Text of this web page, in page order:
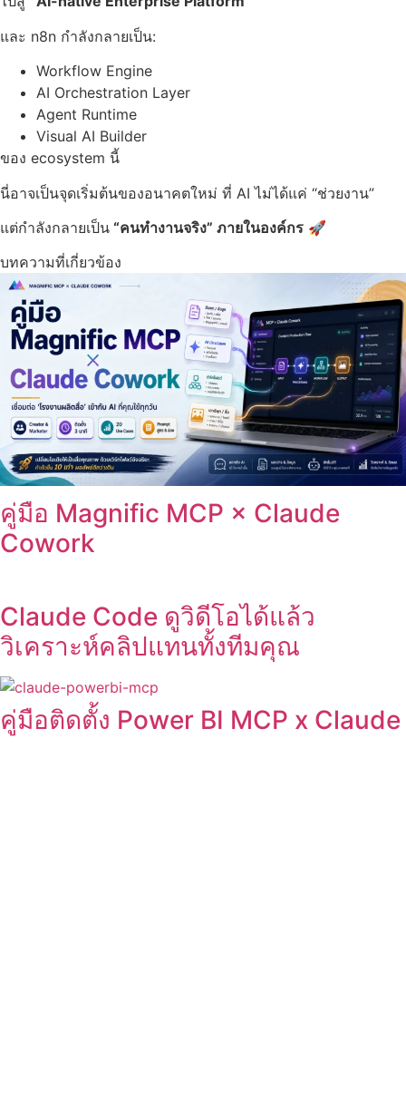
และ n8n กำลังกลายเป็น:
Workflow Engine
AI Orchestration Layer
Agent Runtime
Visual AI Builder
ของ ecosystem นี้
นี่อาจเป็นจุดเริ่มต้นของอนาคตใหม่ ที่ AI ไม่ได้แค่ “ช่วยงาน”
แต่กำลังกลายเป็น “คนทำงานจริง” ภายในองค์กร 🚀
บทความที่เกี่ยวข้อง
คู่มือ Magnific MCP × Claude
Cowork
Claude Code ดูวิดีโอได้แล้ว
วิเคราะห์คลิปแทนทั้งทีมคุณ
คู่มือติดตั้ง Power BI MCP x Claude